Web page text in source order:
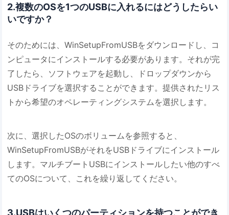
2.複数のOSを1つのUSBに入れるにはどうしたらい
いですか？
そのためには、WinSetupFromUSBをダウンロードし、コ
ンピュータにインストールする必要があります。それが完
了したら、ソフトウェアを起動し、ドロップダウンから
USBドライブを選択することができます。提供されたリス
トから希望のオペレーティングシステムを選択します。
次に、選択したOSのボリュームを参照すると、
WinSetupFromUSBがそれをUSBドライブにインストール
します。マルチブートUSBにインストールしたい他のすべ
てのOSについて、これを繰り返してください。
3.USBはいくつのパーティションを持つことができ